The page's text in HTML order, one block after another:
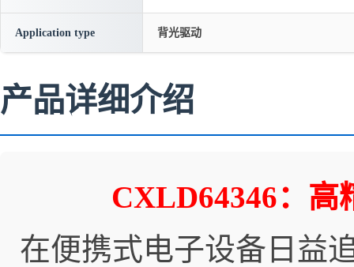
Application type 背光驱动
产品详细介绍
CXLD64346：
在便携式电子设备日益